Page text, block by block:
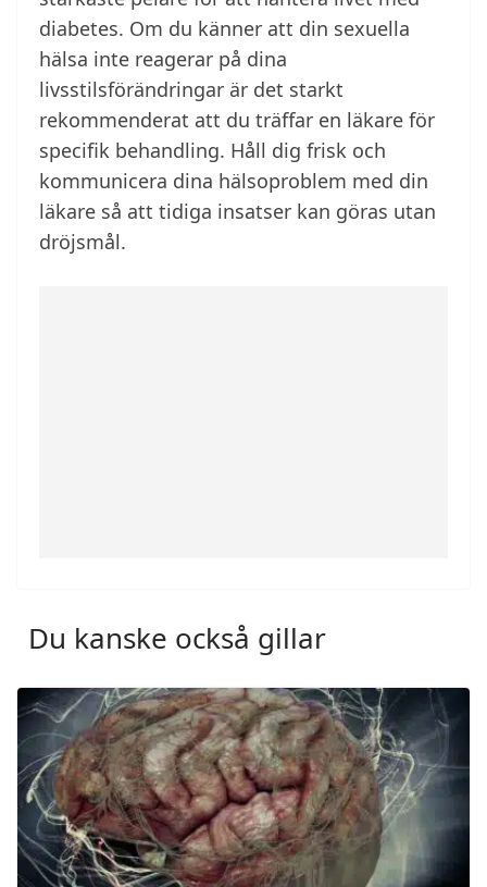
diabetes. Om du känner att din sexuella
hälsa inte reagerar på dina
livsstilsförändringar är det starkt
rekommenderat att du träffar en läkare för
specifik behandling. Håll dig frisk och
kommunicera dina hälsoproblem med din
läkare så att tidiga insatser kan göras utan
dröjsmål.
Du kanske också gillar